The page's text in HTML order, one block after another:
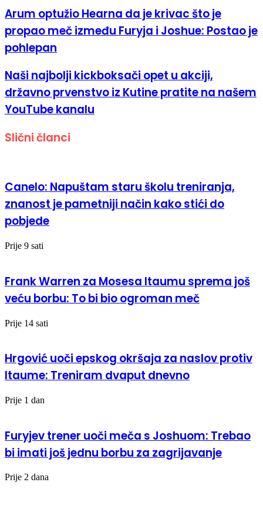
Arum optužio Hearna da je krivac što je
propao meč između Furyja i Joshue: Postao je
pohlepan
Naši najbolji kickboksači opet u akciji,
državno prvenstvo iz Kutine pratite na našem
YouTube kanalu
Slični članci
Canelo: Napuštam staru školu treniranja,
znanost je pametniji način kako stići do
pobjede
Prije 9 sati
Frank Warren za Mosesa Itaumu sprema još
veću borbu: To bi bio ogroman meč
Prije 14 sati
Hrgović uoči epskog okršaja za naslov protiv
Itaume: Treniram dvaput dnevno
Prije 1 dan
Furyjev trener uoči meča s Joshuom: Trebao
bi imati još jednu borbu za zagrijavanje
Prije 2 dana